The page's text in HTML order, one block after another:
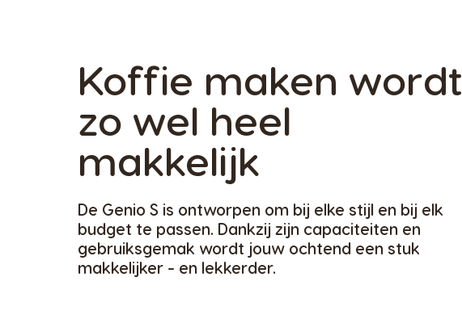
Koffie maken wordt
zo wel heel
makkelijk
De Genio S is ontworpen om bij elke stijl en bij elk
budget te passen. Dankzij zijn capaciteiten en
gebruiksgemak wordt jouw ochtend een stuk
makkelijker - en lekkerder.